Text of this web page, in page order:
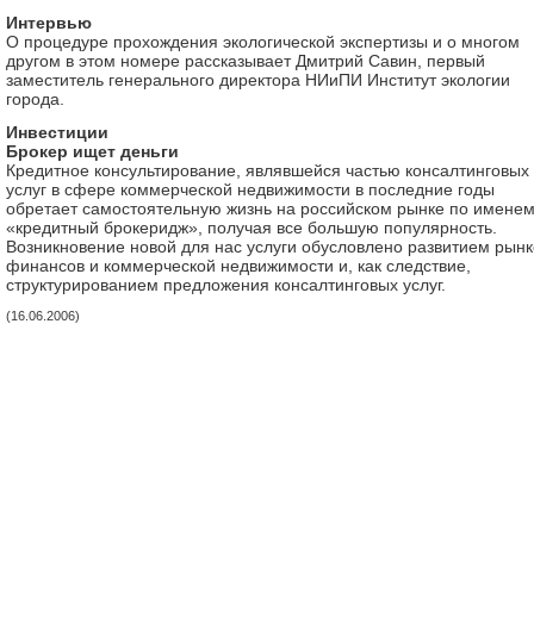
Интервью
О процедуре прохождения экологической экспертизы и о многом
другом в этом номере рассказывает Дмитрий Савин, первый
заместитель генерального директора НИиПИ Институт экологии
города.
Инвестиции
Брокер ищет деньги
Кредитное консультирование, являвшейся частью консалтинговых
услуг в сфере коммерческой недвижимости в последние годы
обретает самостоятельную жизнь на российском рынке по именем
«кредитный брокеридж», получая все большую популярность.
Возникновение новой для нас услуги обусловлено развитием
финансов и коммерческой недвижимости и, как следствие,
структурированием предложения консалтинговых услуг.
(16.06.2006)